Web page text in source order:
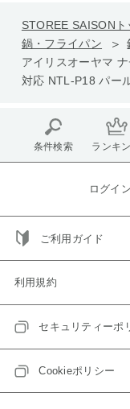
STOREE SAISONト
鍋・フライパン
アイリスオーヤマ
対応 NTL-P18 パー
条件検索 ランキ
ログイ
ご利用ガイド
利用規約
セキュリティーポ
Cookieポリシー